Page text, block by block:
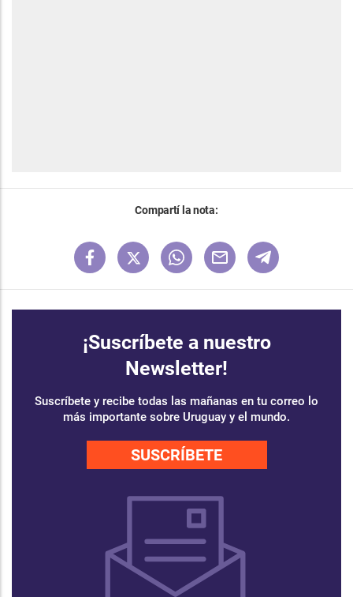
Compartí la nota:
¡Suscríbete a nuestro
Newsletter!
Suscríbete y recibe todas las mañanas en tu correo lo
más importante sobre Uruguay y el mundo.
SUSCRÍBETE